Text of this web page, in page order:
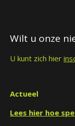
Wilt u onze
U kunt zich hier
Actueel
Lees hier hoe